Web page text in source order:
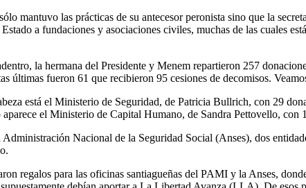
mantuvo las prácticas de su antecesor peronista sino que la
a fundaciones y asociaciones civiles, muchas de las cuales
la hermana del Presidente y Menem repartieron 257
últimas fueron 61 que recibieron 95 cesiones de decomisos.
está el Ministerio de Seguridad, de Patricia Bullrich, con 29
el Ministerio de Capital Humano, de Sandra Pettovello, con
Nacional de la Seguridad Social (Anses), dos
regalos para las oficinas santiagueñas del PAMI y la Anses,